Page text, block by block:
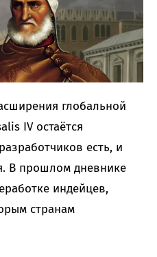
глобальной
IV остаётся
есть, и
В прошлом дневнике
индейцев,
странам